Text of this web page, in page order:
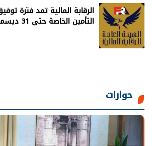
الرقابة المالية تمد فترة
التأمين الخاصة حتى 31 ديسمبر
حوارات